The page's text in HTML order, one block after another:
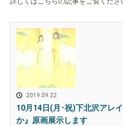
2019.09.22
10月14日(月･祝)下北沢アレ
か』原画展示します